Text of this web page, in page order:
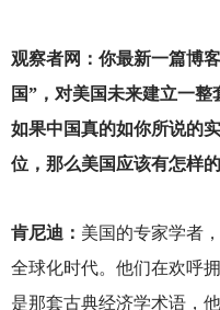
观察者网：你最新一篇博
国”，对美国未来建立一整
如果中国真的如你所说的
位，那么美国应该有怎样
肯尼迪： 美国的专家学者
全球化时代。他们在欢呼
是那套古典经济学术语，